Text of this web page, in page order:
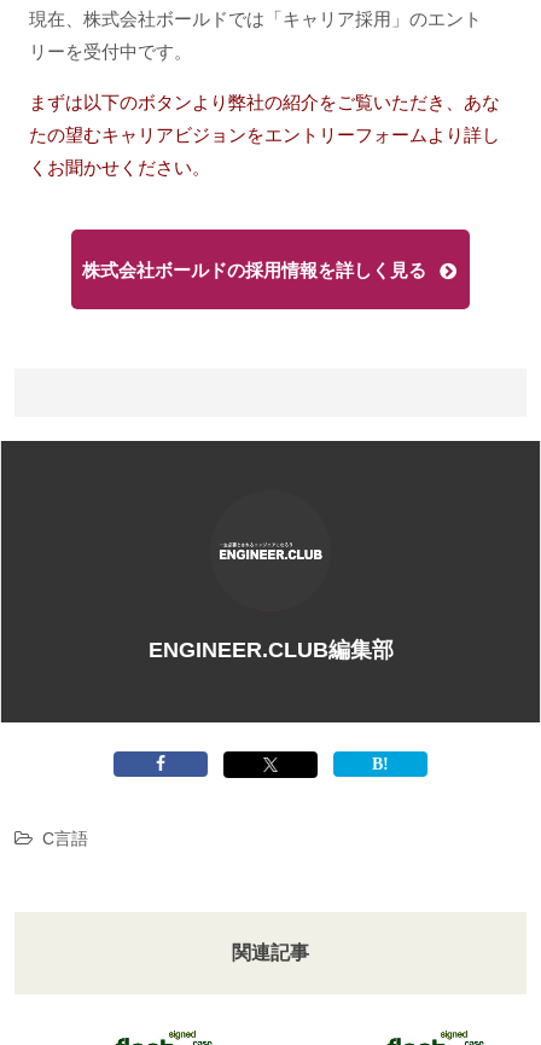
現在、株式会社ボールドでは「キャリア採用」のエント
リーを受付中です。
まずは以下のボタンより弊社の紹介をご覧いただき、あな
たの望むキャリアビジョンをエントリーフォームより詳し
くお聞かせください。
株式会社ボールドの採用情報を詳しく見る
ENGINEER.CLUB編集部
C言語
関連記事